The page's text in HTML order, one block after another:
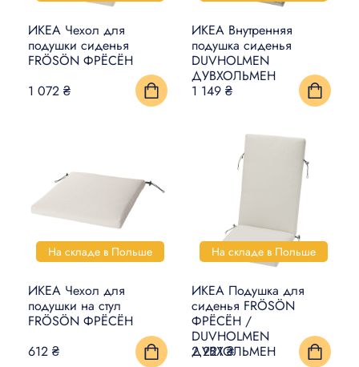
ИКЕА Чехол для
подушки сиденья
FRÖSÖN ФРЁСЁН
1 072 ₴
ИКЕА Внутренняя
подушка сиденья
DUVHOLMEN
ДУВХОЛЬМЕН
1 149 ₴
На складе в Польше
ИКЕА Чехол для
подушки на стул
FRÖSÖN ФРЁСЁН
612 ₴
На складе в Польше
ИКЕА Подушка для
сиденья FRÖSÖN
ФРЁСЁН /
DUVHOLMEN
ДУВХОЛЬМЕН
2 221 ₴